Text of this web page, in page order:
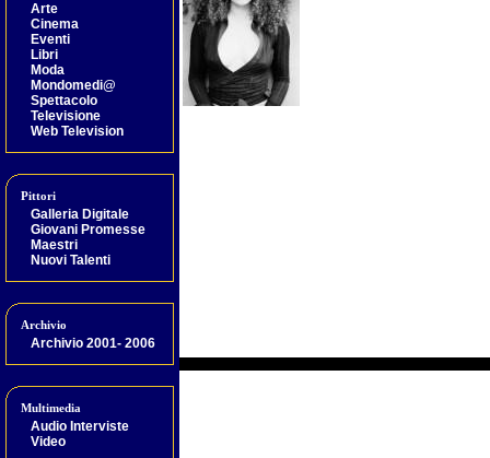
Arte
Cinema
Eventi
Libri
Moda
Mondomedi@
Spettacolo
Televisione
Web Television
Pittori
Galleria Digitale
Giovani Promesse
Maestri
Nuovi Talenti
Archivio
Archivio 2001- 2006
Multimedia
Audio Interviste
Video